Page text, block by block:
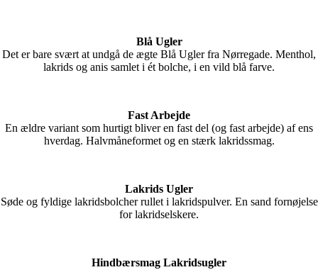
Blå Ugler
Det er bare svært at undgå de ægte Blå Ugler fra Nørregade. Menthol,
lakrids og anis samlet i ét bolche, i en vild blå farve.
Fast Arbejde
En ældre variant som hurtigt bliver en fast del (og fast arbejde) af ens
hverdag. Halvmåneformet og en stærk lakridssmag.
Lakrids Ugler
Søde og fyldige lakridsbolcher rullet i lakridspulver. En sand fornøjelse
for lakridselskere.
Hindbærsmag Lakridsugler